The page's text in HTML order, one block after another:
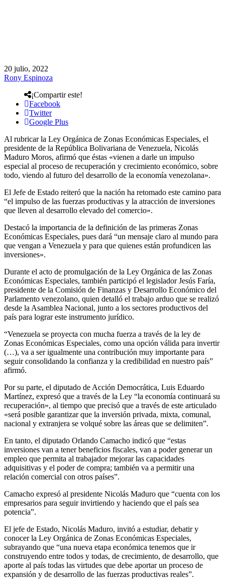
20 julio, 2022
Rony Espinoza
¡Compartir este!
Facebook
Twitter
Google Plus
Al rubricar la Ley Orgánica de Zonas Económicas Especiales, el
presidente de la República Bolivariana de Venezuela, Nicolás
Maduro Moros, afirmó que éstas «vienen a darle un impulso
especial al proceso de recuperación y crecimiento económico, sobre
todo, viendo al futuro del desarrollo de la economía venezolana».
El Jefe de Estado reiteró que la nación ha retomado este camino para
“el impulso de las fuerzas productivas y la atracción de inversiones
que lleven al desarrollo elevado del comercio».
Destacó la importancia de la definición de las primeras Zonas
Económicas Especiales, pues dará “un mensaje claro al mundo para
que vengan a Venezuela y para que quienes están profundicen las
inversiones».
Durante el acto de promulgación de la Ley Orgánica de las Zonas
Económicas Especiales, también participó el legislador Jesús Faría,
presidente de la Comisión de Finanzas y Desarrollo Económico del
Parlamento venezolano, quien detalló el trabajo arduo que se realizó
desde la Asamblea Nacional, junto a los sectores productivos del
país para lograr este instrumento jurídico.
“Venezuela se proyecta con mucha fuerza a través de la ley de
Zonas Económicas Especiales, como una opción válida para invertir
(…), va a ser igualmente una contribución muy importante para
seguir consolidando la confianza y la credibilidad en nuestro país”
afirmó.
Por su parte, el diputado de Acción Democrática, Luis Eduardo
Martínez, expresó que a través de la Ley “la economía continuará su
recuperación», al tiempo que precisó que a través de este articulado
«será posible garantizar que la inversión privada, mixta, comunal,
nacional y extranjera se volqué sobre las áreas que se delimiten”.
En tanto, el diputado Orlando Camacho indicó que “estas
inversiones van a tener beneficios fiscales, van a poder generar un
empleo que permita al trabajador mejorar las capacidades
adquisitivas y el poder de compra; también va a permitir una
relación comercial con otros países”.
Camacho expresó al presidente Nicolás Maduro que “cuenta con los
empresarios para seguir invirtiendo y haciendo que el país sea
potencia”.
El jefe de Estado, Nicolás Maduro, invitó a estudiar, debatir y
conocer la Ley Orgánica de Zonas Económicas Especiales,
subrayando que “una nueva etapa económica tenemos que ir
construyendo entre todos y todas, de crecimiento, de desarrollo, que
aporte al país todas las virtudes que debe aportar un proceso de
expansión y de desarrollo de las fuerzas productivas reales”.